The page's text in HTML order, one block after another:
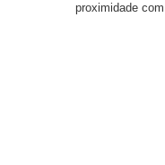
proximidade